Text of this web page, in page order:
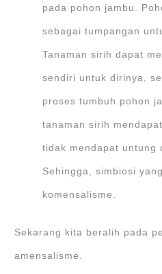
pada pohon jambu.
sebagai tumpangan
Tanaman sirih dapat
sendiri untuk dirinya,
proses tumbuh pohon
tanaman sirih
tidak mendapat untung
Sehingga, simbiosi
komensalisme.
Sekarang kita beralih pada
amensalisme.